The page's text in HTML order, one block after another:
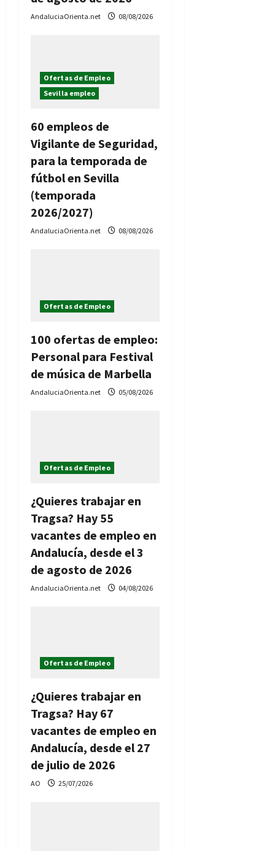
r
d
s
AndaluciaOrienta.net 08/08/2026
Ofertas de Empleo
Sevilla empleo
60 empleos de
Vigilante de Seguridad,
para la temporada de
fútbol en Sevilla
(temporada
2026/2027)
AndaluciaOrienta.net 08/08/2026
Ofertas de Empleo
100 ofertas de empleo:
Personal para Festival
de música de Marbella
AndaluciaOrienta.net 05/08/2026
Ofertas de Empleo
¿Quieres trabajar en
Tragsa? Hay 55
vacantes de empleo en
Andalucía, desde el 3
de agosto de 2026
AndaluciaOrienta.net 04/08/2026
Ofertas de Empleo
¿Quieres trabajar en
Tragsa? Hay 67
vacantes de empleo en
Andalucía, desde el 27
de julio de 2026
AO 25/07/2026